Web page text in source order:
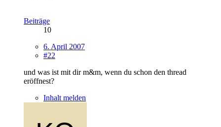
Beiträge
10
6. April 2007
#22
und was ist mit dir m&m, wenn du schon den thread
eröffnest?
Inhalt melden